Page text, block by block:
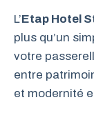
L’Etap Hotel
plus qu’un
votre
entre
et modernité